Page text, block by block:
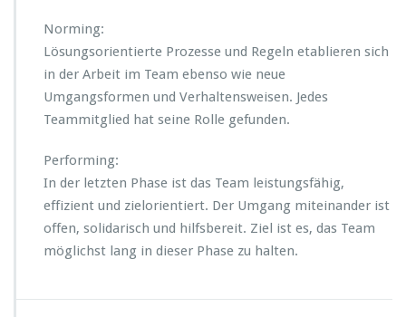
Norming:
Lösungsorientierte Prozesse und Regeln etablieren sich
in der Arbeit im Team ebenso wie neue
Umgangsformen und Verhaltensweisen. Jedes
Teammitglied hat seine Rolle gefunden.
Performing:
In der letzten Phase ist das Team leistungsfähig,
effizient und zielorientiert. Der Umgang miteinander ist
offen, solidarisch und hilfsbereit. Ziel ist es, das Team
möglichst lang in dieser Phase zu halten.